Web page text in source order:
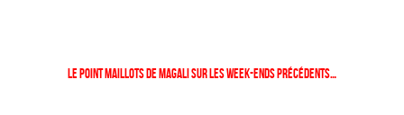
Le point maillots de Magali sur les week-ends précédents…